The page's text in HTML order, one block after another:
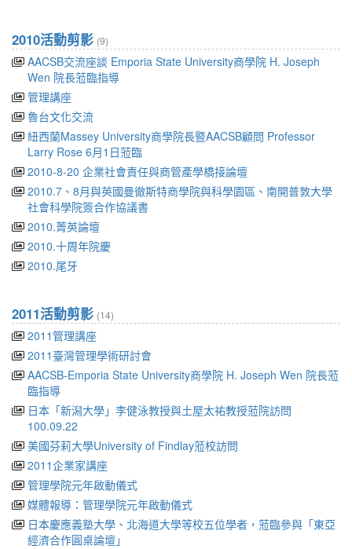
2010活動剪影 (9)
AACSB交流座談 Emporia State University商學院 H. Joseph
Wen 院長蒞臨指導
管理講座
魯台文化交流
紐西蘭Massey University商學院長暨AACSB顧問 Professor
Larry Rose 6月1日蒞臨
2010-8-20 企業社會責任與商管產學橋接論壇
2010.7、8月與英國曼徹斯特商學院與科學園區、南開普敦大學
社會科學院簽合作協議書
2010.菁英論壇
2010.十周年院慶
2010.尾牙
2011活動剪影 (14)
2011管理講座
2011臺灣管理學術研討會
AACSB-Emporia State University商學院 H. Joseph Wen 院長蒞
臨指導
日本「新潟大學」李健泳教授與土屋太祐教授蒞院訪問
100.09.22
美國芬莉大學University of Findlay蒞校訪問
2011企業家講座
管理學院元年啟動儀式
媒體報導：管理學院元年啟動儀式
日本慶應義塾大學、北海道大學等校五位學者，蒞臨參與「東亞
經濟合作圓桌論壇」